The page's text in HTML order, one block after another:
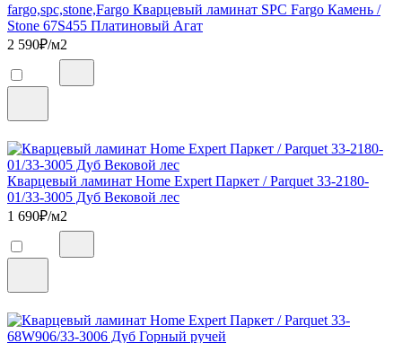
fargo,spc,stone,Fargo Кварцевый ламинат SPC Fargo Камень /
Stone 67S455 Платиновый Агат
2 590₽/м2
Кварцевый ламинат Home Expert Паркет / Parquet 33-2180-
01/33-3005 Дуб Вековой лес
1 690₽/м2